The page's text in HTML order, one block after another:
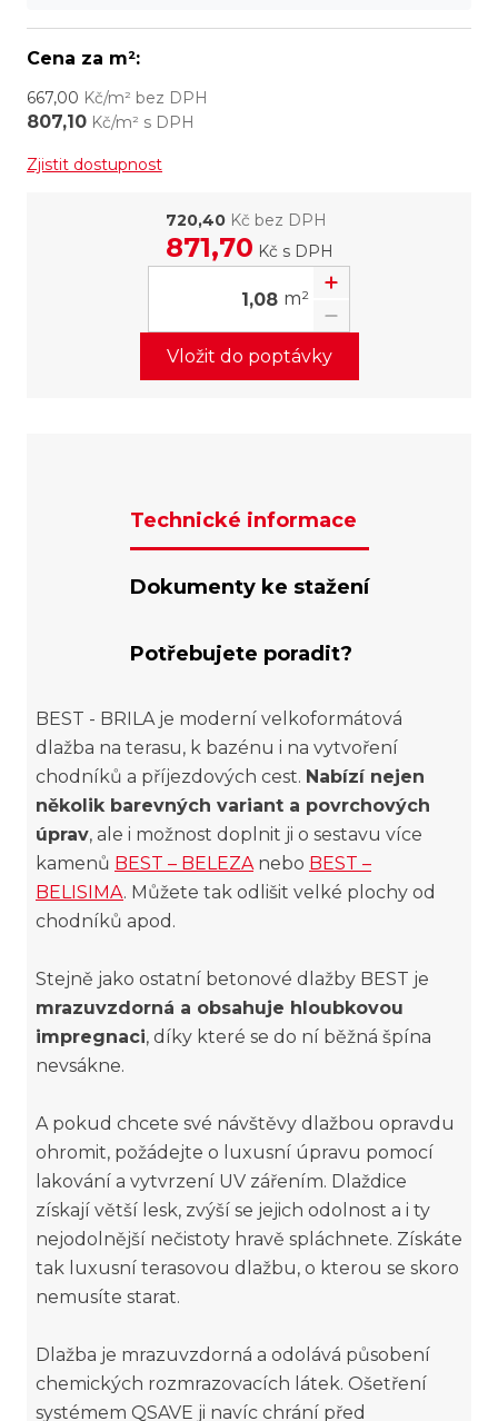
Cena za m²:
667,00 Kč/m² bez DPH
807,10 Kč/m² s DPH
Zjistit dostupnost
720,40Kč bez DPH
871,70 Kč s DPH
m²
Vložit do poptávky
Technické informace
Dokumenty ke stažení
Potřebujete poradit?
BEST - BRILA je moderní velkoformátová
dlažba na terasu, k bazénu i na vytvoření
chodníků a příjezdových cest. Nabízí nejen
několik barevných variant a povrchových
úprav, ale i možnost doplnit ji o sestavu více
kamenů BEST – BELEZAnebo BEST –
BELISIMA. Můžete tak odlišit velké plochy od
chodníků apod.
Stejně jako ostatní betonové dlažby BEST je
mrazuvzdorná a obsahuje hloubkovou
impregnaci, díky které se do ní běžná špína
nevsákne.
A pokud chcete své návštěvy dlažbou opravdu
ohromit, požádejte o luxusní úpravu pomocí
lakování a vytvrzení UV zářením. Dlaždice
získají větší lesk, zvýší se jejich odolnost a i ty
nejodolnější nečistoty hravě spláchnete. Získáte
tak luxusní terasovou dlažbu, o kterou se skoro
nemusíte starat.
Dlažba je mrazuvzdorná a odolává působení
chemických rozmrazovacích látek. Ošetření
systémem QSAVE ji navíc chrání před